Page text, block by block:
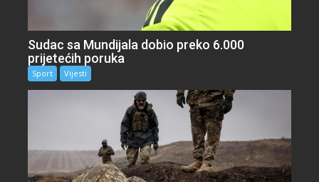
Sudac sa Mundijala dobio preko 6.000
prijetećih poruka
Sport Vijesti